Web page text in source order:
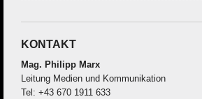
KONTAKT
Mag. Philipp Marx
Leitung Medien und Kommunikation
Tel: +43 670 1911 633